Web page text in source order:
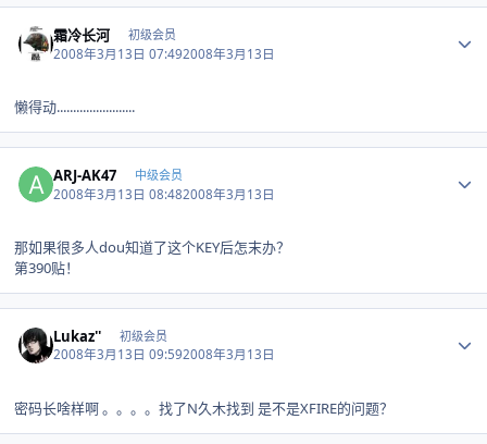
霜冷长河 初级会员
2008年3月13日 07:492008年3月13日
懒得动........................
ARJ-AK47 中级会员
2008年3月13日 08:482008年3月13日
那如果很多人dou知道了这个KEY后怎末办？
第390贴！
Lukaz'' 初级会员
2008年3月13日 09:592008年3月13日
密码长啥样啊 。。。。找了N久木找到 是不是XFIRE的问题？